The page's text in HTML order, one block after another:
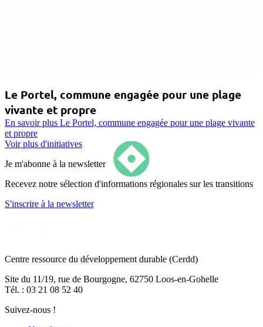
Le Portel, commune engagée pour une plage
vivante et propre
En savoir plus Le Portel, commune engagée pour une plage vivante
et propre
Voir plus d'initiatives
Je m'abonne à la newsletter
Recevez notre sélection d'informations régionales sur les transitions
S'inscrire à la newsletter
Centre ressource du développement durable (Cerdd)
Site du 11/19, rue de Bourgogne, 62750 Loos-en-Gohelle
Tél. : 03 21 08 52 40
Suivez-nous !